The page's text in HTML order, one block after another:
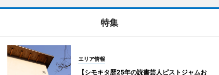
特集
エリア情報
【シモキタ歴25年の読書芸人ピストジャムお